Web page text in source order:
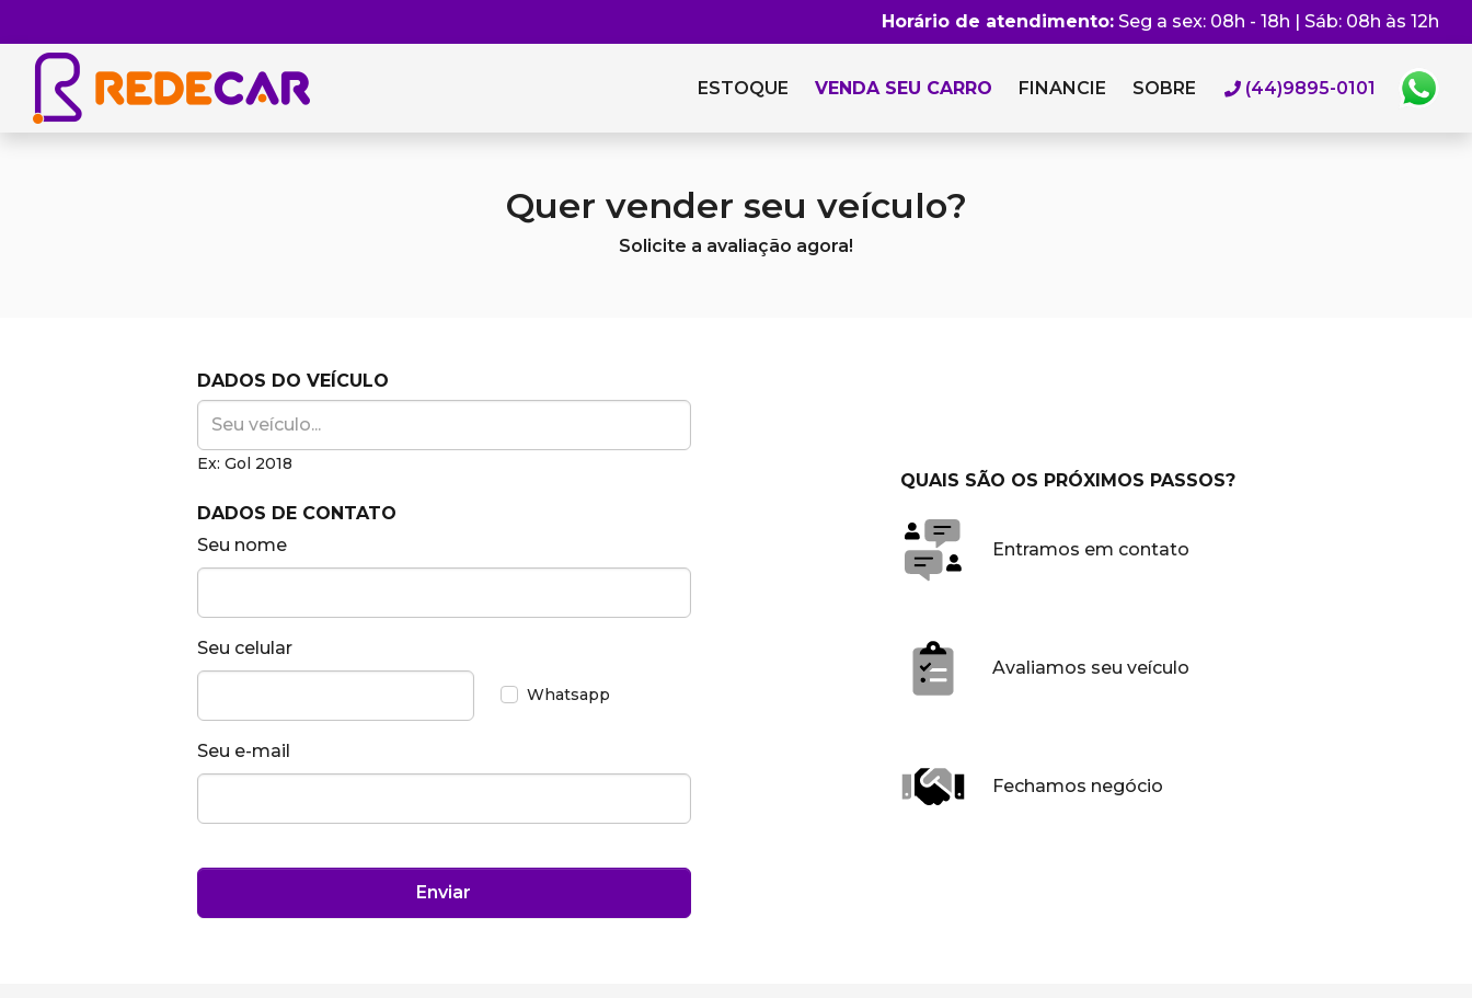
Horário de atendimento: Seg a sex: 08h - 18h | Sáb: 08h às 12h
ESTOQUE VENDA SEU CARRO FINANCIE SOBRE (44)9895-0101
Quer vender seu veículo?
Solicite a avaliação agora!
DADOS DO VEÍCULO
Ex: Gol 2018
DADOS DE CONTATO
Seu nome
Seu celular
Whatsapp
Seu e-mail
Enviar
QUAIS SÃO OS PRÓXIMOS PASSOS?
Entramos em contato
Avaliamos seu veículo
Fechamos negócio